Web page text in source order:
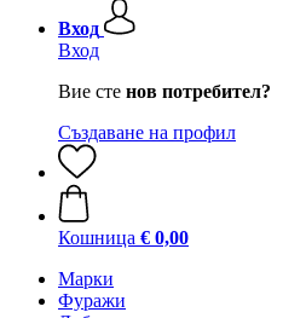
Вход
Вход
Вие сте нов потребител?
Създаване на профил
Кошница € 0,00
Марки
Фуражи